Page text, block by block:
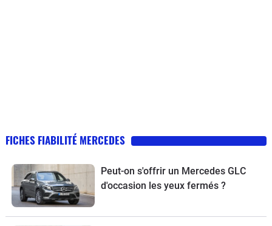
FICHES FIABILITÉ MERCEDES
Peut-on s'offrir un Mercedes GLC
d'occasion les yeux fermés ?